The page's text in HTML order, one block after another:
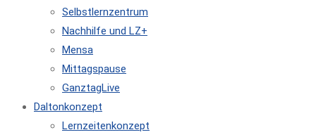
Selbstlernzentrum
Nachhilfe und LZ+
Mensa
Mittagspause
GanztagLive
Daltonkonzept
Lernzeitenkonzept